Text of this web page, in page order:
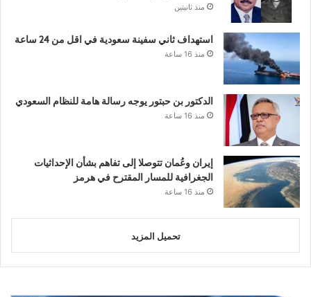
منذ ثانيتين
استهداف ثاني سفينة سعودية في اقل من 24 ساعة
منذ 16 ساعة
الدكتور بن حبتور يوجه رسالة هامة للنظام السعودي
منذ 16 ساعة
إيران وعُمان تتوصلا إلى تفاهم بشأن الإحداثيات
الجغرافية للمسار المقترح في هرمز
منذ 16 ساعة
تحميل المزيد